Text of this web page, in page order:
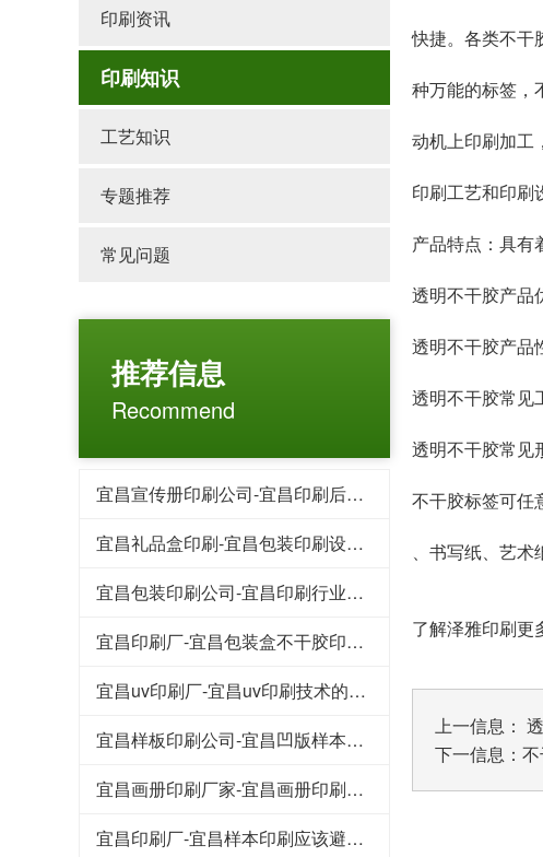
印刷资讯
印刷知识
工艺知识
专题推荐
常见问题
推荐信息
Recommend
宜昌宣传册印刷公司-宜昌印刷后常见的工艺特点
宜昌礼品盒印刷-宜昌包装印刷设计行业的规范
宜昌包装印刷公司-宜昌印刷行业的这些专业术语
宜昌印刷厂-宜昌包装盒不干胶印刷基本知识和技巧
宜昌uv印刷厂-宜昌uv印刷技术的好处
宜昌样板印刷公司-宜昌凹版样本印刷工艺
宜昌画册印刷厂家-宜昌画册印刷知识点
宜昌印刷厂-宜昌样本印刷应该避免的八大浪费
快捷。各类不干
种万能的标签，
动机上印刷加工
印刷工艺和印刷
产品特点：具有
透明不干胶产品
透明不干胶产品
透明不干胶常见
透明不干胶常见
不干胶标签可任
、书写纸、艺术
了解泽雅印刷更
上一信息：
下一信息：